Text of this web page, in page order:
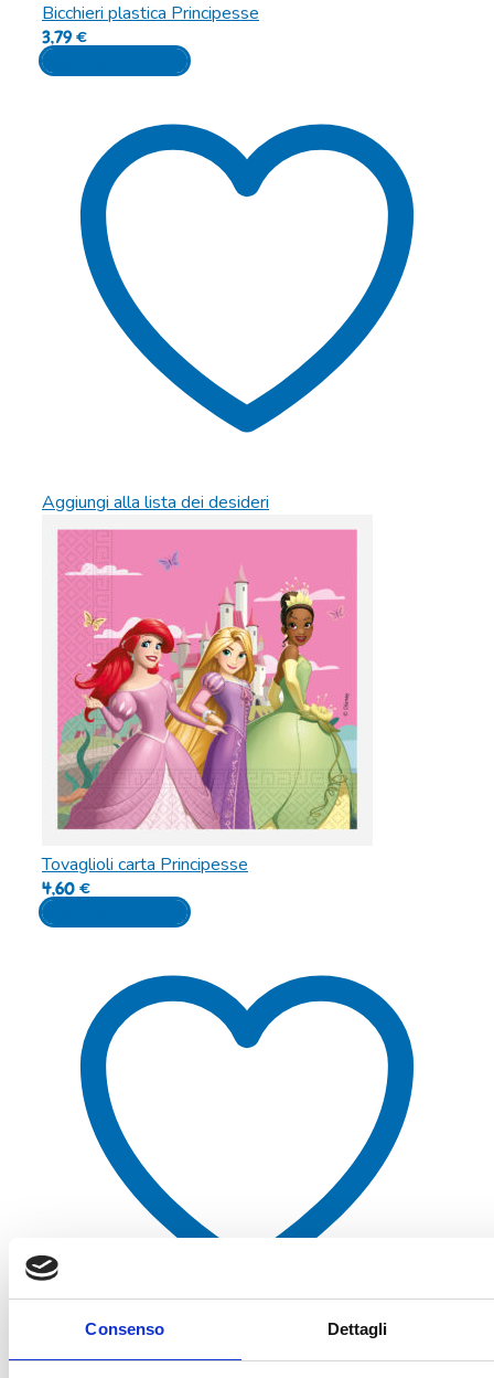
Consenso Dettagli
Bicchieri plastica Principesse
3,79€
Aggiungi al carrello
Aggiungi alla lista dei desideri
Tovaglioli carta Principesse
4,60€
Aggiungi al carrello
Aggiungi alla lista dei desideri